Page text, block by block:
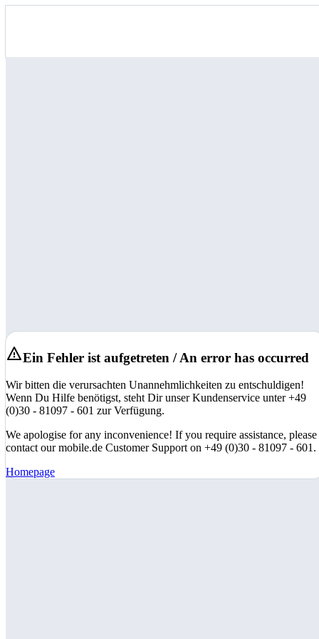
Ein Fehler ist aufgetreten / An error has occurred
Wir bitten die verursachten Unannehmlichkeiten zu entschuldigen!
Wenn Du Hilfe benötigst, steht Dir unser Kundenservice unter +49
(0)30 - 81097 - 601 zur Verfügung.
We apologise for any inconvenience! If you require assistance, please
contact our mobile.de Customer Support on +49 (0)30 - 81097 - 601.
Homepage